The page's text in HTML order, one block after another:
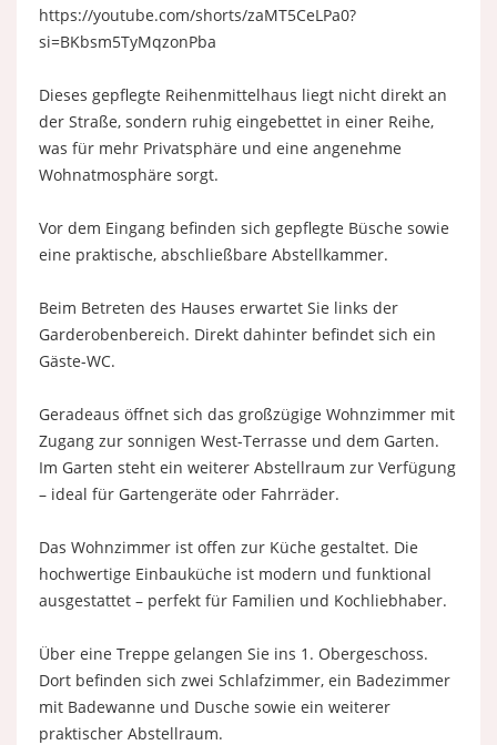
https://youtube.com/shorts/zaMT5CeLPa0?
si=BKbsm5TyMqzonPba
Dieses gepflegte Reihenmittelhaus liegt nicht direkt an
der Straße, sondern ruhig eingebettet in einer Reihe,
was für mehr Privatsphäre und eine angenehme
Wohnatmosphäre sorgt.
Vor dem Eingang befinden sich gepflegte Büsche sowie
eine praktische, abschließbare Abstellkammer.
Beim Betreten des Hauses erwartet Sie links der
Garderobenbereich. Direkt dahinter befindet sich ein
Gäste-WC.
Geradeaus öffnet sich das großzügige Wohnzimmer mit
Zugang zur sonnigen West-Terrasse und dem Garten.
Im Garten steht ein weiterer Abstellraum zur Verfügung
– ideal für Gartengeräte oder Fahrräder.
Das Wohnzimmer ist offen zur Küche gestaltet. Die
hochwertige Einbauküche ist modern und funktional
ausgestattet – perfekt für Familien und Kochliebhaber.
Über eine Treppe gelangen Sie ins 1. Obergeschoss.
Dort befinden sich zwei Schlafzimmer, ein Badezimmer
mit Badewanne und Dusche sowie ein weiterer
praktischer Abstellraum.